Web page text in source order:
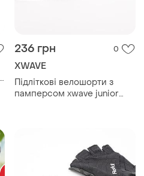
236 грн 0
XWAVE
Підліткові велошорти з
памперсом xwave junior